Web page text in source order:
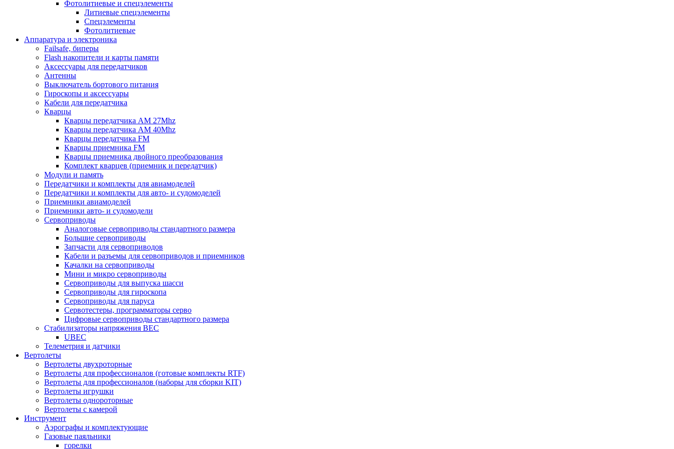
Фотолитиевые и спецэлементы
Литиевые спецэлементы
Спецэлементы
Фотолитиевые
Аппаратура и электроника
Failsafe, биперы
Flash накопители и карты памяти
Аксессуары для передатчиков
Антенны
Выключатель бортового питания
Гироскопы и аксессуары
Кабели для передатчика
Кварцы
Кварцы передатчика AM 27Mhz
Кварцы передатчика AM 40Mhz
Кварцы передатчика FM
Кварцы приемника FM
Кварцы приемника двойного преобразования
Комплект кварцев (приемник и передатчик)
Модули и память
Передатчики и комплекты для авиамоделей
Передатчики и комплекты для авто- и судомоделей
Приемники авиамоделей
Приемники авто- и судомодели
Сервоприводы
Аналоговые сервоприводы стандартного размера
Большие сервоприводы
Запчасти для сервоприводов
Кабели и разъемы для сервоприводов и приемников
Качалки на сервоприводы
Мини и микро сервоприводы
Сервоприводы для выпуска шасси
Сервоприводы для гироскопа
Сервоприводы для паруса
Сервотестеры, программаторы серво
Цифровые сервоприводы стандартного размера
Стабилизаторы напряжения BEC
UBEC
Телеметрия и датчики
Вертолеты
Вертолеты двухроторные
Вертолеты для профессионалов (готовые комплекты RTF)
Вертолеты для профессионалов (наборы для сборки KIT)
Вертолеты игрушки
Вертолеты однороторные
Вертолеты с камерой
Инструмент
Аэрографы и комплектующие
Газовые паяльники
горелки